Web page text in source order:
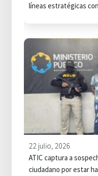
líneas estratégicas
22 julio, 2026
ATIC captura a
ciudadano por estar